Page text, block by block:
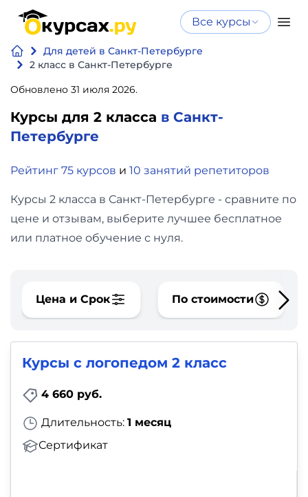
Все курсы
Для детей в Санкт-Петербурге
2 класс в Санкт-Петербурге
Обновлено 31 июля 2026.
Курсы для 2 класса в Санкт-
Петербурге
Рейтинг 75 курсов и 10 занятий репетиторов
Курсы 2 класса в Санкт-Петербурге - сравните по
цене и отзывам, выберите лучшее бесплатное
или платное обучение с нуля.
Цена и Срок По стоимости
Курсы с логопедом 2 класс
4 660 руб.
Длительность: 1 месяц
Сертификат
Нейросеть
и ИИ
Бизнес
финансы
Дизайн
фото,
Маркетинг
Иностранный
язык
Нейросеть и ИИ
интеллекту